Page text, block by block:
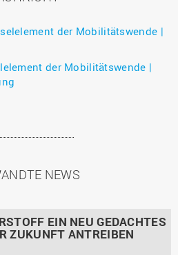
der Mobilitätswende |
der Mobilitätswende |
NEWS
EIN NEU GEDACHTES
ZUKUNFT ANTREIBEN